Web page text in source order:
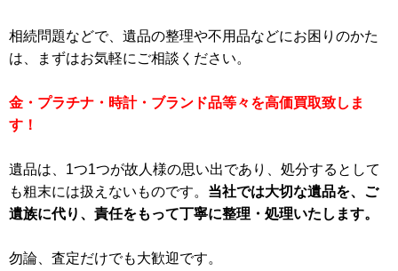
相続問題などで、遺品の整理や不用品などにお困りのかた
は、まずはお気軽にご相談ください。
金・プラチナ・時計・ブランド品等々を高価買取致しま
す！
遺品は、1つ1つが故人様の思い出であり、処分するとして
も粗末には扱えないものです。 当社では大切な遺品を、ご
遺族に代り、責任をもって丁寧に整理・処理いたします。
勿論、査定だけでも大歓迎です。